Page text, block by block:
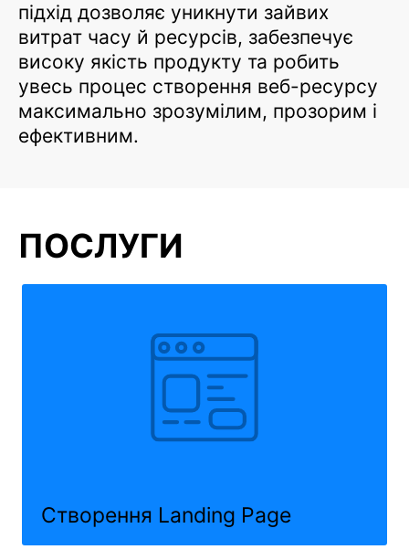
підхід дозволяє уникнути зайвих
витрат часу й ресурсів, забезпечує
високу якість продукту та робить
увесь процес створення веб-ресурсу
максимально зрозумілим, прозорим і
ефективним.
ПОСЛУГИ
Створення Landing Page